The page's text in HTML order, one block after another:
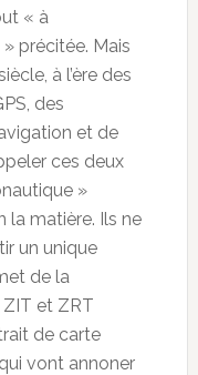
« à
précitée. Mais
à l’ère des
des
et de
ces deux
»
la matière. Ils ne
un unique
de la
et ZRT
de carte
vont annoner